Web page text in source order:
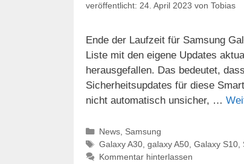
24. April 2023 von Tobias
Ende der Laufzeit für Samsung
Liste mit den eigene Updates
herausgefallen. Das bedeutet,
Sicherheitsupdates für diese
nicht automatisch unsicher, …
Kategorien
News, Samsung
Schlagwörter
Galaxy A30, galaxy A50, Galaxy S10,
Kommentar hinterlassen